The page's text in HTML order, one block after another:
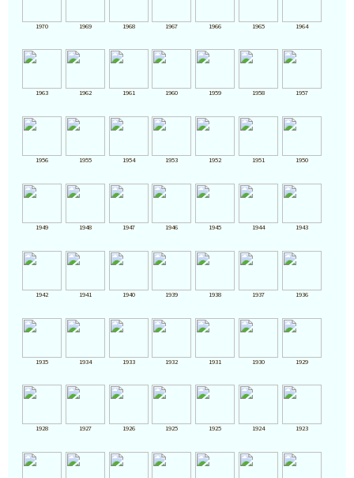
1970 1969 1968 1967 1966 1965 1964
1963 1962 1961 1960 1959 1958 1957
1956 1955 1954 1953 1952 1951 1950
1949 1948 1947 1946 1945 1944 1943
1942 1941 1940 1939 1938 1937 1936
1935 1934 1933 1932 1931 1930 1929
1928 1927 1926 1925 1925 1924 1923